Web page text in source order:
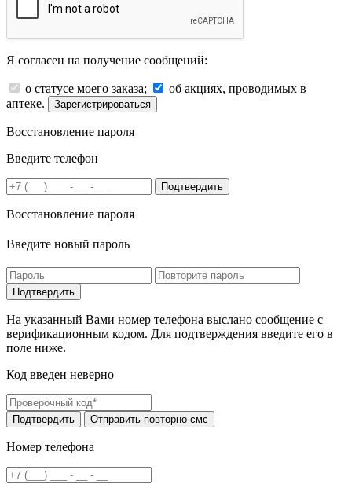
Я согласен на получение сообщений:
о статусе моего заказа;
об акциях, проводимых в
аптеке.
Зарегистрироваться
Восстановление пароля
Введите телефон
Подтвердить
Восстановление пароля
Введите новый пароль
На указанный Вами номер телефона выслано сообщение с
верификационным кодом. Для подтверждения введите его в
поле ниже.
Код введен неверно
Номер телефона